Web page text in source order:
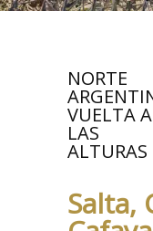
NORTE
VUELTA A
LAS
ALTURAS
Salta,